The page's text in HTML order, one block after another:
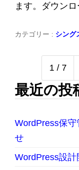
ます。ダウン
カテゴリー : シング
1 / 7
最近の投
WordPress保
せ
WordPress設